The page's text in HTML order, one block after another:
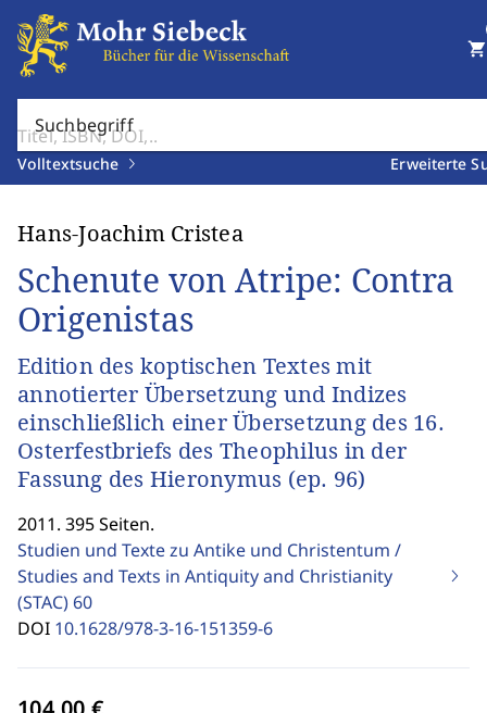
Suchbegriff
Volltextsuche Erweiterte
shopping_cart
Hans-Joachim Cristea
Schenute von Atripe: Contra
Origenistas
Edition des koptischen Textes mit
annotierter Übersetzung und Indizes
einschließlich einer Übersetzung des 16.
Osterfestbriefs des Theophilus in der
Fassung des Hieronymus (ep. 96)
2011. 395 Seiten.
Studien und Texte zu Antike und Christentum /
Studies and Texts in Antiquity and Christianity
(STAC) 60
DOI 10.1628/978-3-16-151359-6